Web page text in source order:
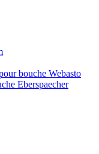
bouche Webasto
Eberspaecher